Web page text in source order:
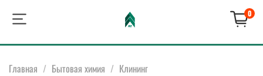
0
Главная Бытовая химия Клининг